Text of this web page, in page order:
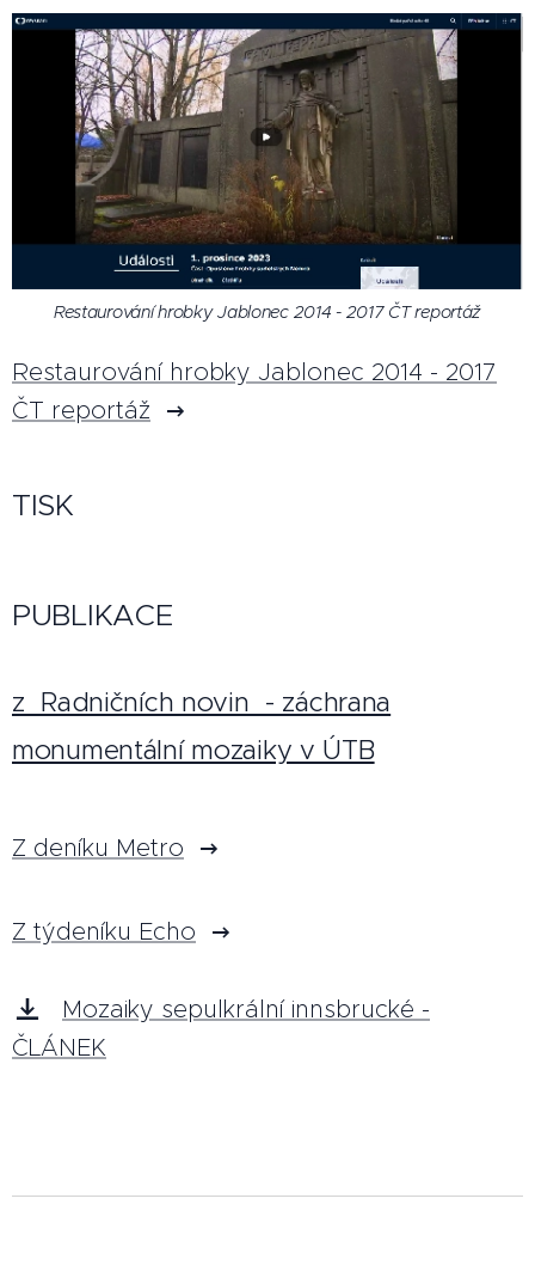
Restaurování hrobky Jablonec 2014 - 2017 ČT reportáž
Restaurování hrobky Jablonec 2014 - 2017
ČT reportáž
TISK
PUBLIKACE
z Radničních novin - záchrana
monumentální mozaiky v ÚTB
Z deníku Metro
Z týdeníku Echo
Mozaiky sepulkrální innsbrucké -
ČLÁNEK